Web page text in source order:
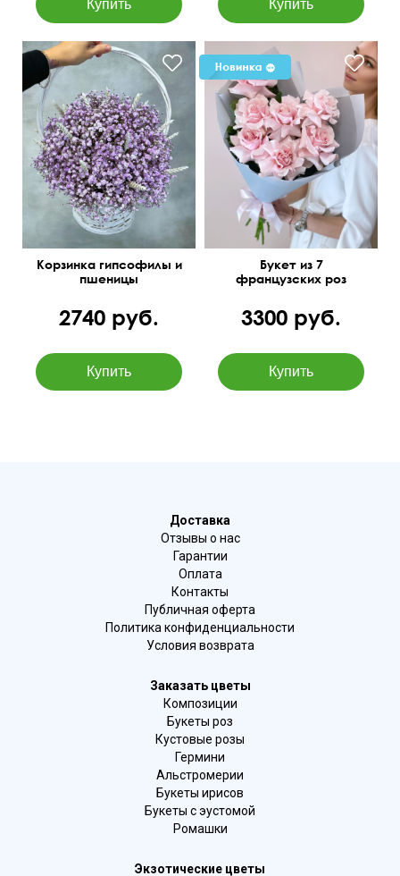
Корзинка гипсофилы и
пшеницы
2740 руб.
Букет из 7
французских роз
3300 руб.
Доставка
Отзывы о нас
Гарантии
Оплата
Контакты
Публичная оферта
Политика конфиденциальности
Условия возврата
Заказать цветы
Композиции
Букеты роз
Кустовые розы
Гермини
Альстромерии
Букеты ирисов
Букеты с эустомой
Ромашки
Экзотические цветы